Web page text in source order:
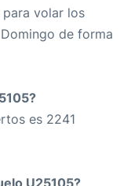
volar los
de forma
es 2241
U25105?